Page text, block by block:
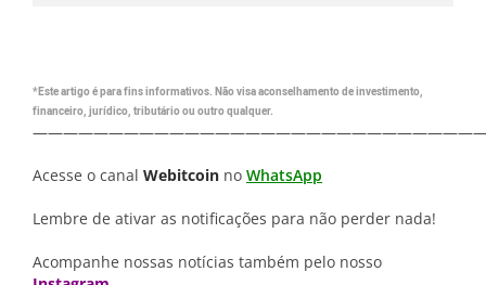
*Este artigo é para fins informativos. Não visa aconselhamento de investimento,
financeiro, jurídico, tributário ou outro qualquer.
Acesse o canal Webitcoin no WhatsApp
Lembre de ativar as notificações para não perder nada!
Acompanhe nossas notícias também pelo nosso